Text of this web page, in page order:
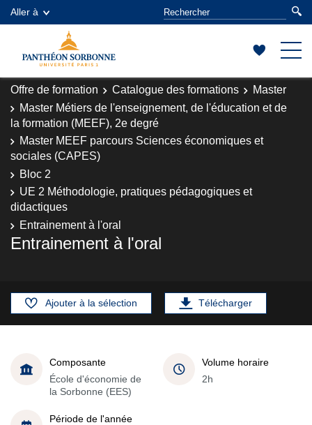
Aller à
Offre de formation Catalogue des formations
Master
Master Métiers de l'enseignement, de l'éducation et de
la formation (MEEF), 2e degré
Master MEEF parcours Sciences économiques et
sociales (CAPES)
Bloc 2
UE 2 Méthodologie, pratiques pédagogiques et
didactiques
Entrainement à l'oral
Entrainement à l'oral
Ajouter à la sélection Télécharger
Composante
École d'économie de
la Sorbonne (EES)
Volume horaire
2h
Période de l'année